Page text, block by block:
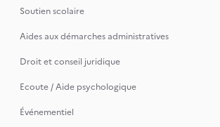
Soutien scolaire
Aides aux démarches administratives
Droit et conseil juridique
Ecoute / Aide psychologique
Événementiel